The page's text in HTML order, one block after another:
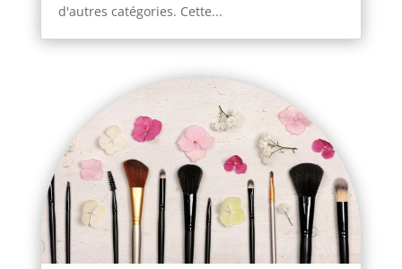
d'autres catégories. Cette...